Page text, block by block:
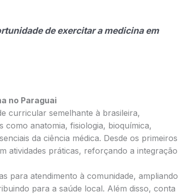
de exercitar a medicina em
no Paraguai
curricular semelhante à brasileira,
como anatomia, fisiologia, bioquímica,
da ciência médica. Desde os primeiros
atividades práticas, reforçando a integração
para atendimento à comunidade, ampliando
para a saúde local. Além disso, conta